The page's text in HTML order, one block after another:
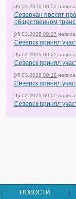
06.03.2026 00:52
Северчан просят
общественном
06.03.2026 00:37
Северск принял
06.03.2026 00:23
Северск принял
06.03.2026 00:18
Северск принял
06.03.2026 00:09
Северск принял
НОВОСТИ